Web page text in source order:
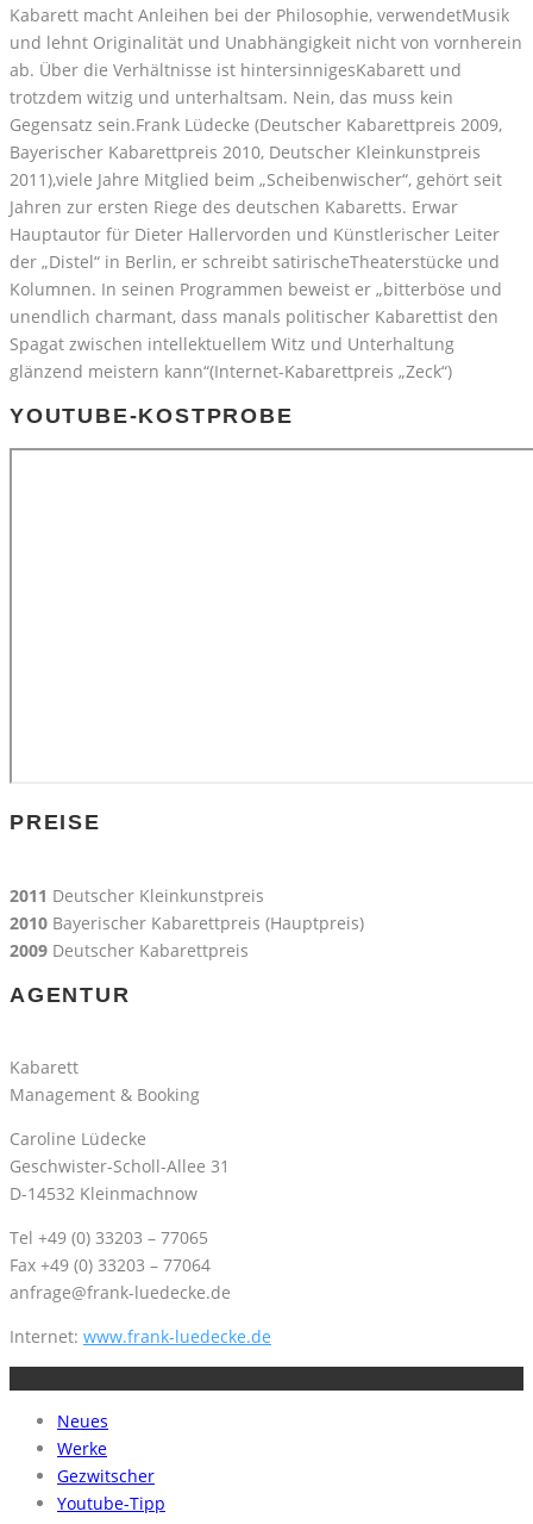
Kabarett macht Anleihen bei der Philosophie, verwendetMusik
und lehnt Originalität und Unabhängigkeit nicht von vornherein
ab. Über die Verhältnisse ist hintersinnigesKabarett und
trotzdem witzig und unterhaltsam. Nein, das muss kein
Gegensatz sein.Frank Lüdecke (Deutscher Kabarettpreis 2009,
Bayerischer Kabarettpreis 2010, Deutscher Kleinkunstpreis
2011),viele Jahre Mitglied beim „Scheibenwischer“, gehört seit
Jahren zur ersten Riege des deutschen Kabaretts. Erwar
Hauptautor für Dieter Hallervorden und Künstlerischer Leiter
der „Distel“ in Berlin, er schreibt satirischeTheaterstücke und
Kolumnen. In seinen Programmen beweist er „bitterböse und
unendlich charmant, dass manals politischer Kabarettist den
Spagat zwischen intellektuellem Witz und Unterhaltung
glänzend meistern kann“(Internet-Kabarettpreis „Zeck“)
YOUTUBE-KOSTPROBE
PREISE
2011 Deutscher Kleinkunstpreis
2010 Bayerischer Kabarettpreis (Hauptpreis)
2009 Deutscher Kabarettpreis
AGENTUR
Kabarett
Management & Booking
Caroline Lüdecke
Geschwister-Scholl-Allee 31
D-14532 Kleinmachnow
Tel +49 (0) 33203 – 77065
Fax +49 (0) 33203 – 77064
anfrage@frank-luedecke.de
Internet: www.frank-luedecke.de
Neues
Werke
Gezwitscher
Youtube-Tipp